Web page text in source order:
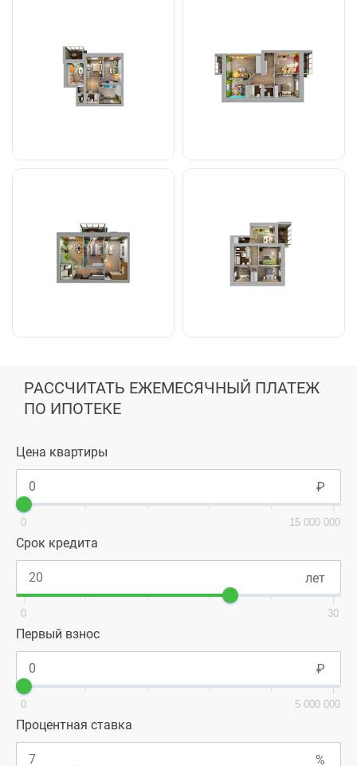
РАССЧИТАТЬ ЕЖЕМЕСЯЧНЫЙ ПЛАТЕЖ
ПО ИПОТЕКЕ
Цена квартиры
0 15 000 000
Срок кредита
0 30
Первый взнос
0 5 000 000
Процентная ставка